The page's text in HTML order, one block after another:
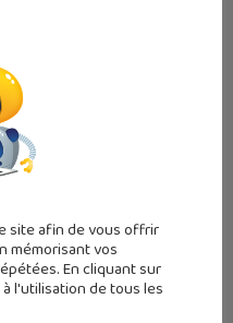
site afin de vous offrir
mémorisant vos
En cliquant sur
l'utilisation de tous les